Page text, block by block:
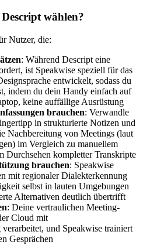
wählen?
Nutzer, die:
: Während Descript eine
ist Speakwise speziell für das
entwickelt, sodass du
indem du dein Handy einfach auf
keine auffällige Ausrüstung
brauchen: Verwandle
in strukturierte Notizen und
Nachbereitung von Meetings (laut
im Vergleich zu manuellem
Durchsehen kompletter Transkripte
brauchen: Speakwise
mit regionaler Dialekterkennung
selbst in lauten Umgebungen
Alternativen deutlich übertrifft
: Deine vertraulichen Meeting-
Cloud mit
verarbeitet, und Speakwise trainiert
Gesprächen